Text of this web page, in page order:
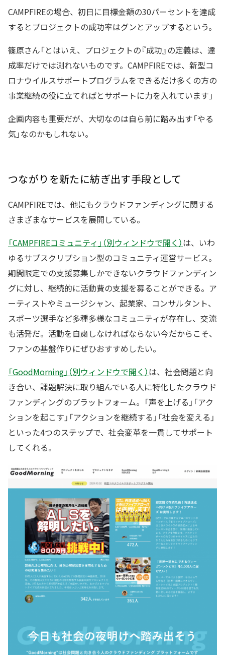
CAMPFIREの場合、初日に目標金額の30パーセントを達成
するとプロジェクトの成功率はグンとアップするという。
篠原さん「とはいえ、プロジェクトの『成功』の定義は、達
成率だけでは測れないものです。CAMPFIREでは、新型コ
ロナウイルスサポートプログラムをできるだけ多くの方の
事業継続の役に立てればとサポートに力を入れています」
企画内容も重要だが、大切なのは自ら前に踏み出す「やる
気」なのかもしれない。
つながりを新たに紡ぎ出す手段として
CAMPFIREでは、他にもクラウドファンディングに関する
さまざまなサービスを展開している。
「CAMPFIREコミュニティ」（別ウィンドウで開く）は、いわ
ゆるサブスクリプション型のコミュニティ運営サービス。
期間限定での支援募集しかできないクラウドファンディン
グに対し、継続的に活動費の支援を募ることができる。ア
ーティストやミュージシャン、起業家、コンサルタント、
スポーツ選手など多種多様なコミュニティが存在し、交流
も活発だ。活動を自粛しなければならない今だからこそ、
ファンの基盤作りにぜひおすすめしたい。
「GoodMorning」（別ウィンドウで開く）は、社会問題と向
き合い、課題解決に取り組んでいる人に特化したクラウド
ファンディングのプラットフォーム。「声を上げる」「アク
ションを起こす」「アクションを継続する」「社会を変える」
といった4つのステップで、社会変革を一貫してサポート
してくれる。